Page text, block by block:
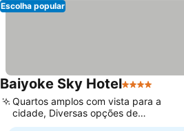
Escolha popular
Baiyoke Sky Hotel4 Estrelas
Quartos amplos com vista para a
cidade, Diversas opções de
restaurantes internacionais